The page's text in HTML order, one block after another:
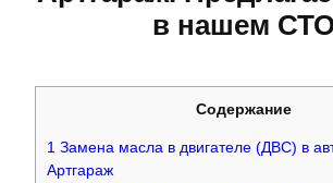
в нашем СТО
Содержание
1 Замена масла в двигателе (ДВС) в
Артгараж